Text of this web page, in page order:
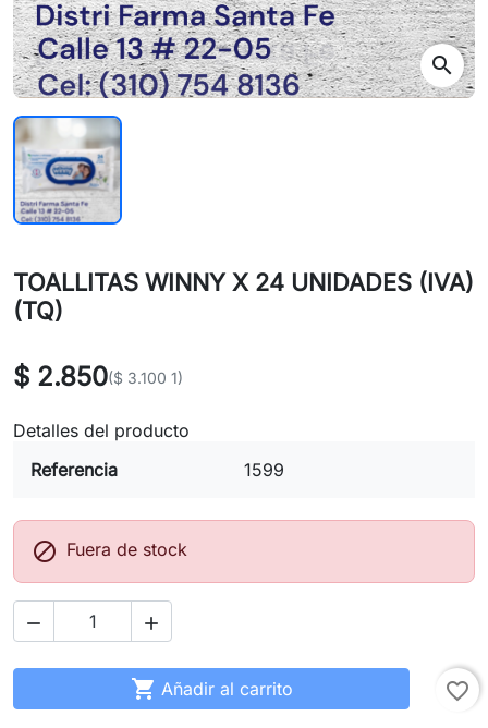
search
TOALLITAS WINNY X 24 UNIDADES (IVA)
(TQ)
$ 2.850($ 3.100 1)
Detalles del producto
Referencia
1599
 Fuera de stock
 
 Añadir al carrito favorite_border